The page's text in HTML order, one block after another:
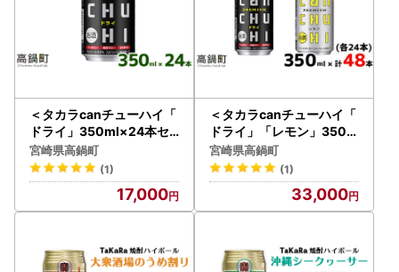
＜タカラcanチューハイ「
ドライ」350ml×24本セ
ット＞翌月末迄に順次出荷
【c775_is_x3】
宮崎県高鍋町
(1)
17,000
＜タカラcanチューハイ「
ドライ」「レモン」350m
l×各24本(合計48本)＞翌
月末迄に順次出荷【c781_
is_x1】
宮崎県高鍋町
(1)
33,000